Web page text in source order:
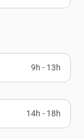
9h - 13h
14h - 18h